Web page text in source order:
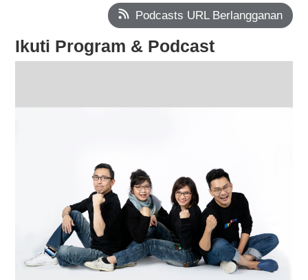
Podcasts URL Berlangganan
Ikuti Program & Podcast